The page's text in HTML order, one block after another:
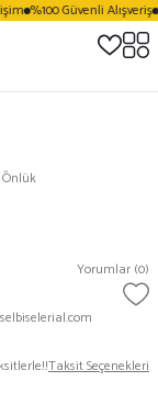
%100 Güvenli Alışveriş
Önlük
Yorumlar (0)
Taksit Seçenekleri